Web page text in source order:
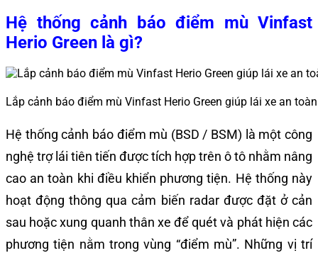
Hệ thống cảnh báo điểm mù Vinfast
Herio Green là gì?
Lắp cảnh báo điểm mù Vinfast Herio Green giúp lái xe an toàn
Hệ thống cảnh báo điểm mù (BSD / BSM) là một công
nghệ trợ lái tiên tiến được tích hợp trên ô tô nhằm nâng
cao an toàn khi điều khiển phương tiện. Hệ thống này
hoạt động thông qua cảm biến radar được đặt ở cản
sau hoặc xung quanh thân xe để quét và phát hiện các
phương tiện nằm trong vùng “điểm mù”. Những vị trí